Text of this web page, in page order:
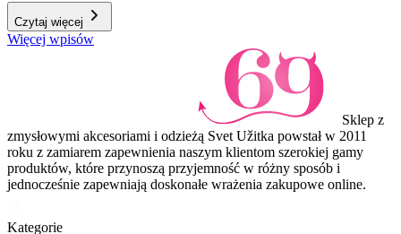
Czytaj więcej
Więcej wpisów
Sklep z
zmysłowymi akcesoriami i odzieżą Svet Užitka powstał w 2011
roku z zamiarem zapewnienia naszym klientom szerokiej gamy
produktów, które przynoszą przyjemność w różny sposób i
jednocześnie zapewniają doskonałe wrażenia zakupowe online.
Kategorie